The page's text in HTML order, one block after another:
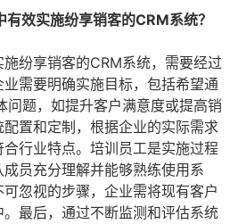
效实施纷享销客的CRM系统？
纷享销客的CRM系统，需要经过
需要明确实施目标，包括希望通
问题，如提升客户满意度或提高销
置和定制，根据企业的实际需求
行业特点。培训员工是实施过程
员充分理解并能够熟练使用系
忽视的步骤，企业需将现有客户
最后，通过不断监测和评估系统